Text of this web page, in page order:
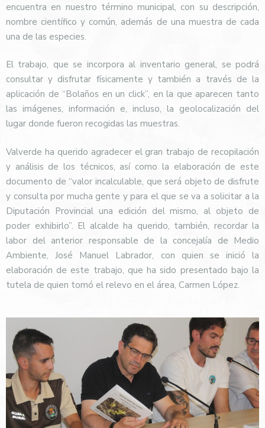
encuentra en nuestro término municipal, con su descripción,
nombre científico y común, además de una muestra de cada
una de las especies.
El trabajo, que se incorpora al inventario general, se podrá
consultar y disfrutar físicamente y también a través de la
aplicación de “Bolaños en un click”, en la que aparecen tanto
las imágenes, información e, incluso, la geolocalización del
lugar donde fueron recogidas las muestras.
Valverde ha querido agradecer el gran trabajo de recopilación
y análisis de los técnicos, así como la elaboración de este
documento de “valor incalculable, que será objeto de disfrute
y consulta por mucha gente y para el que se va a solicitar a la
Diputación Provincial una edición del mismo, al objeto de
poder exhibirlo”. El alcalde ha querido, también, recordar la
labor del anterior responsable de la concejalía de Medio
Ambiente, José Manuel Labrador, con quien se inició la
elaboración de este trabajo, que ha sido presentado bajo la
tutela de quien tomó el relevo en el área, Carmen López.